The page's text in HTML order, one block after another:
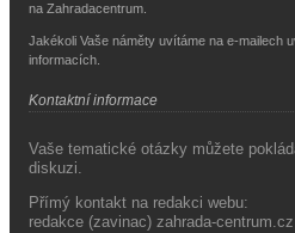
na Zahradacentrum.
Jakékoli Vaše náměty uvítáme na e-mailech
informacích.
Kontaktní informace
Vaše tematické otázky můžete
diskuzi.
Přímý kontakt na redakci webu:
redakce (zavinac) zahrada-centrum.cz